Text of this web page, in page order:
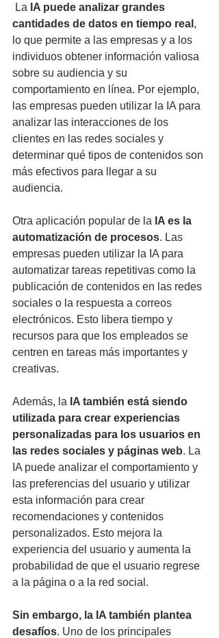
La IA puede analizar grandes
cantidades de datos en tiempo real ,
lo que permite a las empresas y a los
individuos obtener información valiosa
sobre su audiencia y su
comportamiento en línea. Por ejemplo,
las empresas pueden utilizar la IA para
analizar las interacciones de los
clientes en las redes sociales y
determinar qué tipos de contenidos son
más efectivos para llegar a su
audiencia.
Otra aplicación popular de la IA es la
automatización de procesos. Las
empresas pueden utilizar la IA para
automatizar tareas repetitivas como la
publicación de contenidos en las redes
sociales o la respuesta a correos
electrónicos. Esto libera tiempo y
recursos para que los empleados se
centren en tareas más importantes y
creativas.
Además, la IA también está siendo
utilizada para crear experiencias
personalizadas para los usuarios en
las redes sociales y páginas web. La
IA puede analizar el comportamiento y
las preferencias del usuario y utilizar
esta información para crear
recomendaciones y contenidos
personalizados. Esto mejora la
experiencia del usuario y aumenta la
probabilidad de que el usuario regrese
a la página o a la red social.
Sin embargo, la IA también plantea
desafíos. Uno de los principales